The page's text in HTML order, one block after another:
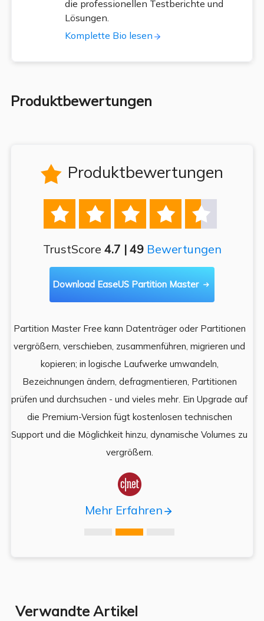
die professionellen Testberichte und
Lösungen.
Komplette Bio lesen
Produktbewertungen
 Produktbewertungen
    
TrustScore 4.7 | 49 Bewertungen
Download EaseUS Partition Master 
Partition Master Free kann Datenträger oder Partitionen
vergrößern, verschieben, zusammenführen, migrieren und
kopieren; in logische Laufwerke umwandeln,
Bezeichnungen ändern, defragmentieren, Partitionen
prüfen und durchsuchen - und vieles mehr. Ein Upgrade auf
die Premium-Version fügt kostenlosen technischen
Support und die Möglichkeit hinzu, dynamische Volumes zu
vergrößern.

Mehr Erfahren
Verwandte Artikel